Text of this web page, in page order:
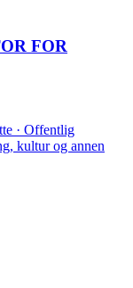
FOR
· Offentlig
kultur og annen